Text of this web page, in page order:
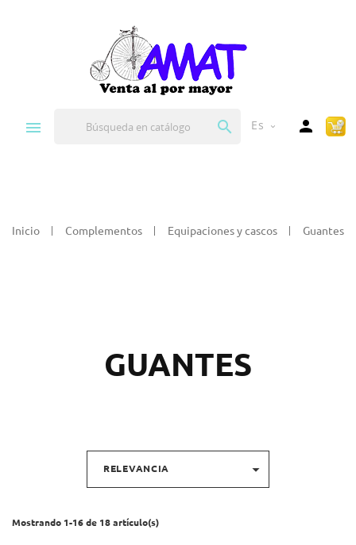
 Es expand_more 
Inicio Complementos Equipaciones y cascos Guantes
GUANTES
RELEVANCIA 
Mostrando 1-16 de 18 artículo(s)